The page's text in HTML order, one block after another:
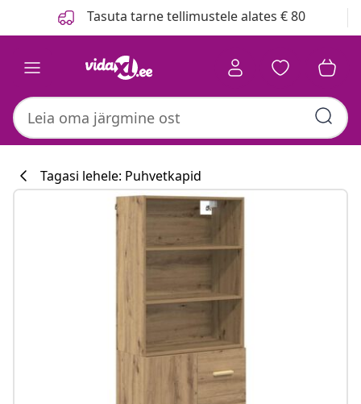
Tasuta tarne tellimustele alates € 80
#sharemevidaxl
Tagasi lehele: Puhvetkapid